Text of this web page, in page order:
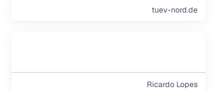
tuev-nord.de
Ricardo Lopes